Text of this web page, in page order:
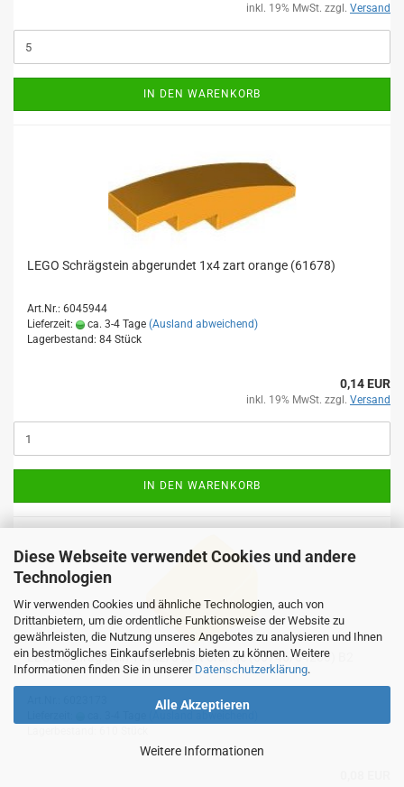
Diese Webseite verwendet Cookies und andere
Technologien
Wir verwenden Cookies und ähnliche Technologien, auch von
Drittanbietern, um die ordentliche Funktionsweise der Website zu
gewährleisten, die Nutzung unseres Angebotes zu analysieren und Ihnen
ein bestmögliches Einkaufserlebnis bieten zu können. Weitere
Informationen finden Sie in unserer Datenschutzerklärung.
Alle Akzeptieren
Weitere Informationen
inkl. 19% MwSt. zzgl. Versand
IN DEN WARENKORB
LEGO Schrägstein abgerundet 1x4 zart orange (61678)
Art.Nr.: 6045944
Lieferzeit:
ca. 3-4 Tage (Ausland abweichend)
Lagerbestand: 84 Stück
0,14 EUR
inkl. 19% MwSt. zzgl. Versand
IN DEN WARENKORB
LEGO Schrägstein 1x1x2/3 zart orange (50746/54200) B2
(Ausland abweichend)